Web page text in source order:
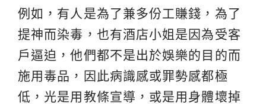
例如，有人是為了兼多份工賺錢，為了
提神而染毒，也有酒店小姐是因為受客
戶逼迫，他們都不是出於娛樂的目的而
施用毒品，因此病識感或罪勢感都極
低，光是用教條宣導，或是用身體壞掉